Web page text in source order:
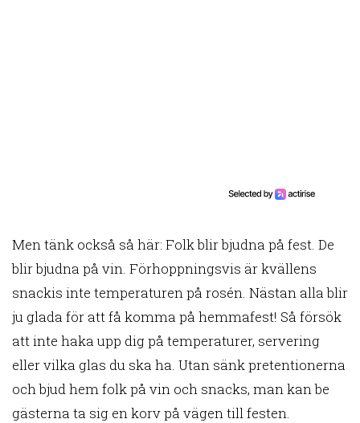
Men tänk också så här: Folk blir bjudna på fest. De
blir bjudna på vin. Förhoppningsvis är kvällens
snackis inte temperaturen på rosén. Nästan alla blir
ju glada för att få komma på hemmafest! Så försök
att inte haka upp dig på temperaturer, servering
eller vilka glas du ska ha. Utan sänk pretentionerna
och bjud hem folk på vin och snacks, man kan be
gästerna ta sig en korv på vägen till festen.